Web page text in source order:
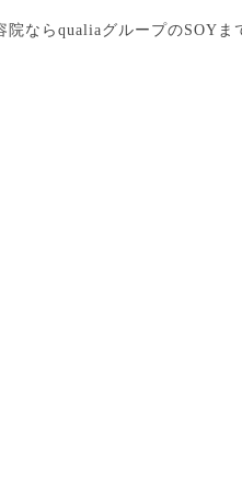
院ならqualiaグループのSOY